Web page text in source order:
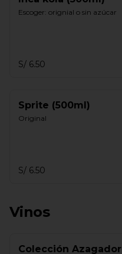
Escoger: orignial o sin azúcar
S/ 6.50
Sprite (500ml)
Original
S/ 6.50
Vinos
Colección Azagador